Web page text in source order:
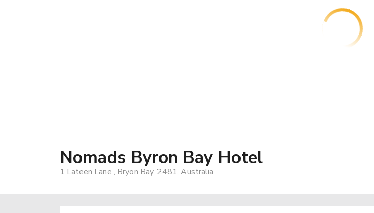
Nomads Byron Bay Hotel
1 Lateen Lane , Bryon Bay, 2481, Australia